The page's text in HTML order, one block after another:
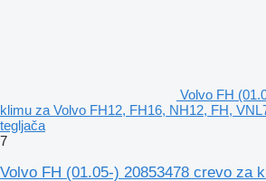
Volvo FH
klimu za Volvo FH12, FH16, NH12, FH,
tegljača
7
Volvo FH (01.05-) 20853478 crevo za